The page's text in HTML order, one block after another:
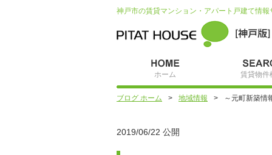
神戸市の賃貸マンション・アパート戸建て情報
ホーム 賃貸物件
ブログ ホーム 地域情報 ～元町新築情
2019/06/22 公開